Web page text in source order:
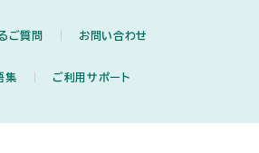
ご質問 お問い合わせ
集 ご利用サポート